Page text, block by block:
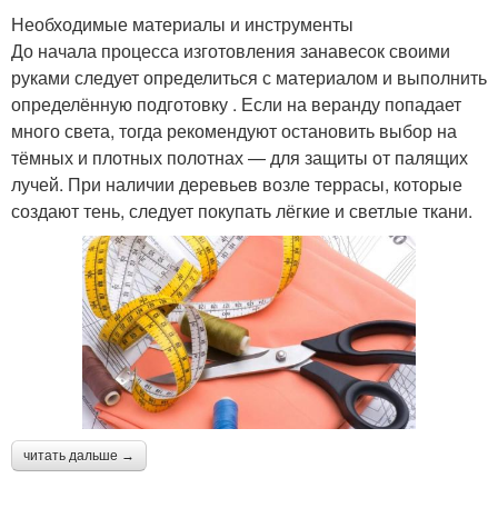
Необходимые материалы и инструменты
До начала процесса изготовления занавесок своими
руками следует определиться с материалом и выполнить
определённую подготовку . Если на веранду попадает
много света, тогда рекомендуют остановить выбор на
тёмных и плотных полотнах — для защиты от палящих
лучей. При наличии деревьев возле террасы, которые
создают тень, следует покупать лёгкие и светлые ткани.
читать дальше →